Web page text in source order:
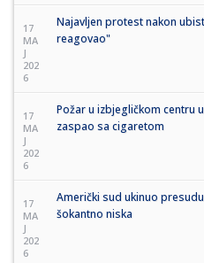
17
MA
J
202
6
Najavljen protest nakon
reagovao"
17
MA
J
202
6
Požar u izbjegličkom centru
zaspao sa cigaretom
17
MA
J
202
6
Američki sud ukinuo
šokantno niska